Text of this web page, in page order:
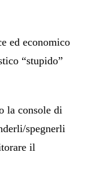
ed economico
“stupido”
la console di
spegnerli
il